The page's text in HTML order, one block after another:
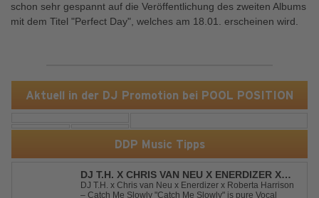
Aktuell in der DJ Promotion bei POOL POSITION
DDP Music Tipps
DJ T.H. X CHRIS VAN NEU X ENERDIZER X
ROBERTA HARRISON - CATCH ME SLOWLY
DJ T.H. x Chris van Neu x Enerdizer x Roberta Harrison
– Catch Me Slowly "Catch Me Slowly" is pure Vocal
schon sehr gespannt auf die Veröffentlichung des zweiten Albums
mit dem Titel "Perfect Day", welches am 18.01. erscheinen wird.